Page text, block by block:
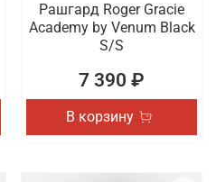
Рашгард Roger Gracie
Academy by Venum Black
S/S
7 390 ₽
В корзину